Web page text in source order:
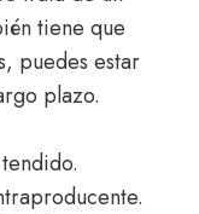
tiene que
puedes estar
plazo.